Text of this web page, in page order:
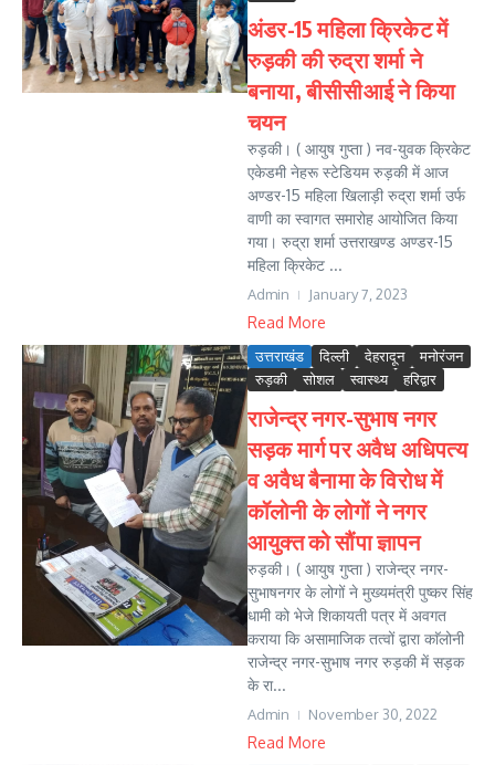
अंडर-15 महिला क्रिकेट में
रुड़की की रुद्रा शर्मा ने
बनाया, बीसीसीआई ने किया
चयन
रुड़की। ( आयुष गुप्ता ) नव-युवक क्रिकेट
एकेडमी नेहरू स्टेडियम रुड़की में आज
अण्डर-15 महिला खिलाड़ी रुद्रा शर्मा उर्फ
वाणी का स्वागत समारोह आयोजित किया
गया। रुद्रा शर्मा उत्तराखण्ड अण्डर-15
महिला क्रिकेट ...
Admin January 7, 2023
Read More
उत्तराखंड दिल्ली देहरादून
मनोरंजन
रुड़की
सोशल स्वास्थ्य हरिद्वार
राजेन्द्र नगर-सुभाष नगर
सड़क मार्ग पर अवैध अधिपत्य
व अवैध बैनामा के विरोध में
कॉलोनी के लोगों ने नगर
आयुक्त को सौंपा ज्ञापन
रुड़की। ( आयुष गुप्ता ) राजेन्द्र नगर-
सुभाषनगर के लोगों ने मुख्यमंत्री पुष्कर सिंह
धामी को भेजे शिकायती पत्र में अवगत
कराया कि असामाजिक तत्वों द्वारा काॅलोनी
राजेन्द्र नगर-सुभाष नगर रुड़की में सड़क
के रा...
Admin November 30, 2022
Read More